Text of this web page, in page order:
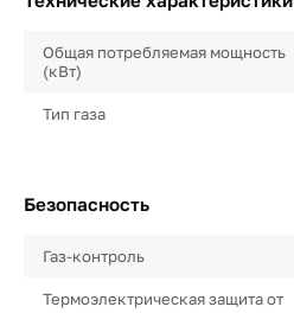
Общая потребляемая мощность
(кВт)
Тип газа
Безопасность
Газ-контроль
Термоэлектрическая защита от